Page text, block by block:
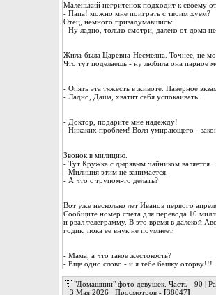
Маленький негритёнок подходит к своему
- Папа! можно мне поиграть с твоим хуем?
Отец, немного призадумавшись:
- Ну ладно, только смотри, далеко от дома
Жила-была Царевна-Несмеяна. Точнее, не
Что тут поделаешь - ну любила она парное
- Опять эта тяжесть в животе. Наверное
- Ладно, Даша, хватит себя успокаивать...
- Доктор, подарите мне надежду!
- Никаких проблем! Воля умирающего -
Звонок в милицию.
- Тут Кружка с дырявым чайником валяется...
- Милиция этим не занимается.
- А что с трупом-то делать?
Вот уже несколько лет Иванов первого
Сообщите номер счета для перевода 10
и рвал телеграмму. В это время в далекой
годик, пока ее внук не поумнеет.
- Мама, а что такое жестокость?
- Ещё одно слово - и я тебе башку оторву!!!
"Домашнии" фото девушек. Часть - 90 |
3 Мая 2026 Просмотров - [38047]